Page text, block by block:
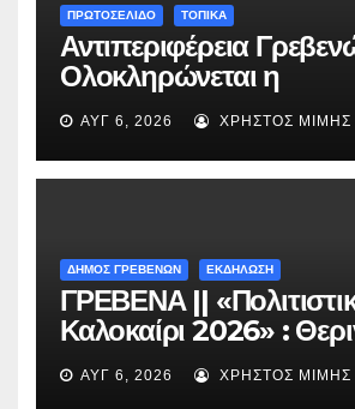
ΠΡΩΤΟΣΕΛΙΔΟ ΤΟΠΙΚΑ
Αντιπεριφέρεια
Ολοκληρώνεται η
ασφαλτόστρωση της
Περιβόλι – Αβδέλλα
ΑΥΓ 6, 2026 ΧΡΉΣΤΟΣ ΜΊΜΗΣ
ΔΗΜΟΣ ΓΡΕΒΕΝΩΝ ΕΚΔΗΛΩΣΗ
ΓΡΕΒΕΝΑ ||
Καλοκαίρι 2026» :
με την βραβευμένη
«Μικρές Ανάσες».
ΑΥΓ 6, 2026 ΧΡΉΣΤΟΣ ΜΊΜΗΣ